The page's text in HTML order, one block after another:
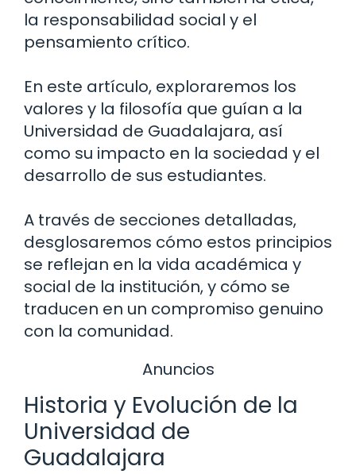
la responsabilidad social y el
pensamiento crítico.
En este artículo, exploraremos los
valores y la filosofía que guían a la
Universidad de Guadalajara, así
como su impacto en la sociedad y el
desarrollo de sus estudiantes.
A través de secciones detalladas,
desglosaremos cómo estos principios
se reflejan en la vida académica y
social de la institución, y cómo se
traducen en un compromiso genuino
con la comunidad.
Anuncios
Historia y Evolución de la
Universidad de
Guadalajara